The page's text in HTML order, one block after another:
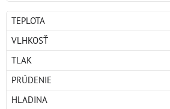
TEPLOTA
VLHKOSŤ
TLAK
PRÚDENIE
HLADINA